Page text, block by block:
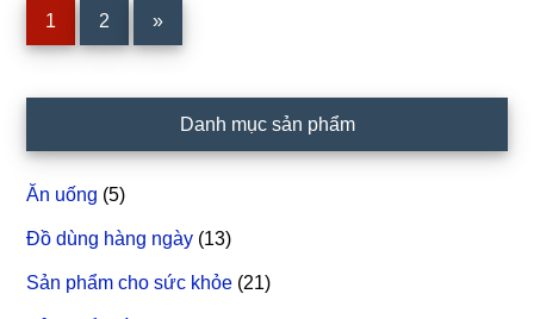
Trang
1 Trang
2 »
chính
Danh mục sản phẩm
Ăn uống (5)
Đồ dùng hàng ngày (13)
Sản phẩm cho sức khỏe (21)